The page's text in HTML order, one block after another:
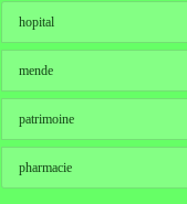
hopital
mende
patrimoine
pharmacie